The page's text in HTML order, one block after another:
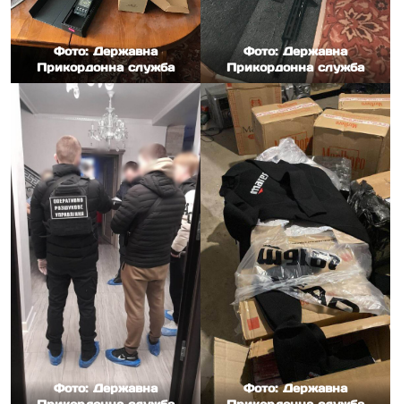
Фото: Державна
Прикордонна служба
Фото: Державна
Прикордонна служба
Фото: Державна
Фото: Державна